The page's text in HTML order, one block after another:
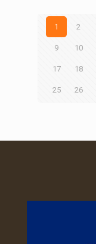
1 2
9 10
17 18
25 26